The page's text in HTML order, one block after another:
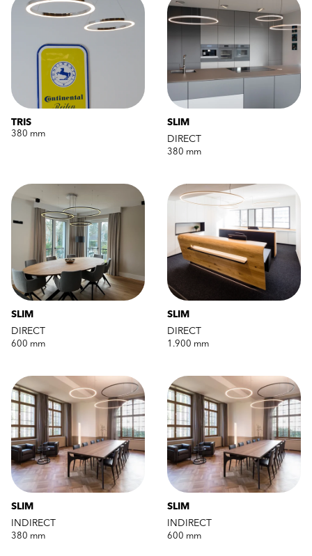
TRIS
380 mm
SLIM
DIRECT
380 mm
SLIM
DIRECT
600 mm
SLIM
DIRECT
1.900 mm
SLIM
INDIRECT
380 mm
SLIM
INDIRECT
600 mm